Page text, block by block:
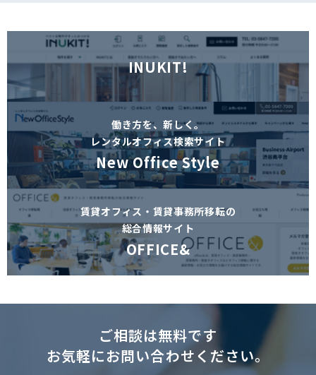
INUKIT!
働き方を、新しく。
レンタルオフィス検索サイト
New Office Style
賃貸オフィス・賃貸事務所移転の
総合情報サイト
OFFICE&
ご相談は無料です
お気軽にお問い合わせください。